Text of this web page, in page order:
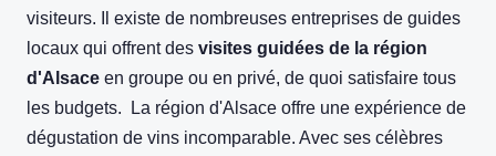
visiteurs. Il existe de nombreuses entreprises de guides
locaux qui offrent des visites guidées de la région
d'Alsace en groupe ou en privé, de quoi satisfaire tous
les budgets. La région d'Alsace offre une expérience de
dégustation de vins incomparable. Avec ses célèbres